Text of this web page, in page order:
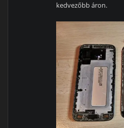
kedvezőbb áron.